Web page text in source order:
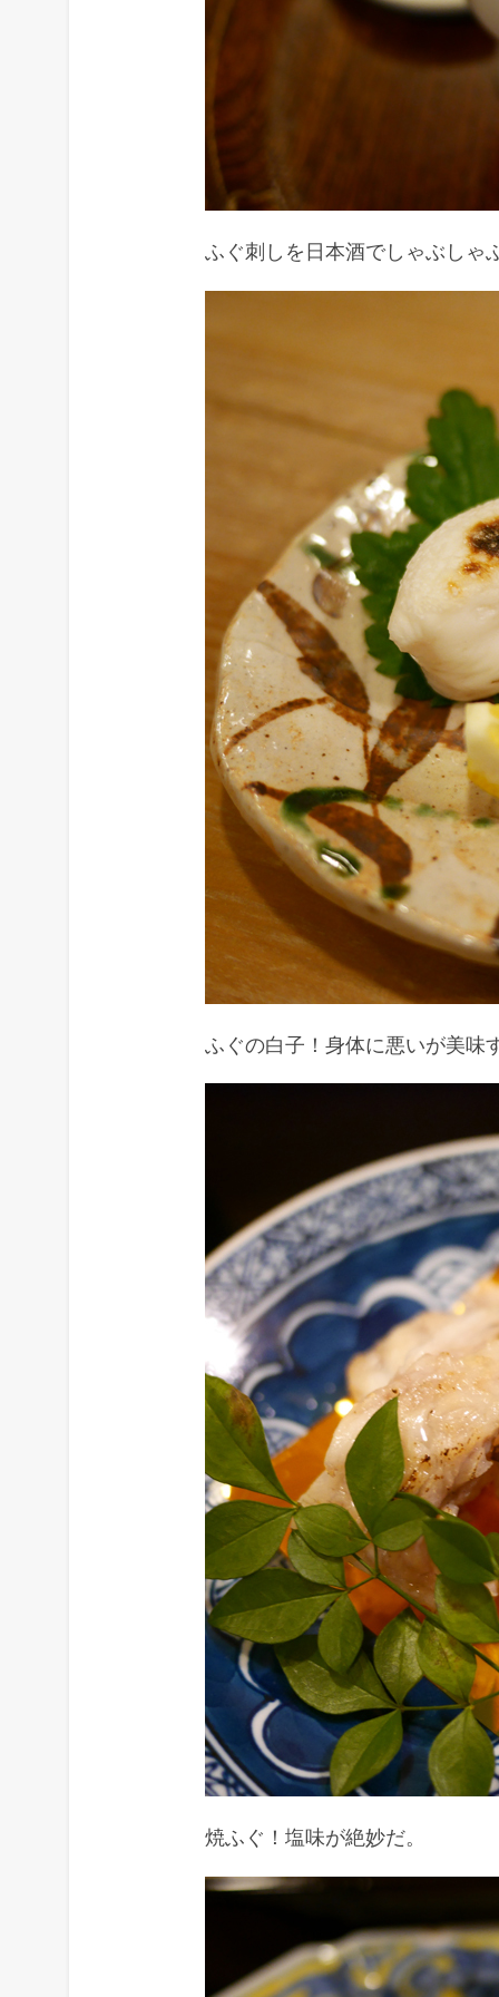
ふぐ刺しを日本酒でしゃぶしゃ
ふぐの白子！身体に悪いが美味
焼ふぐ！塩味が絶妙だ。